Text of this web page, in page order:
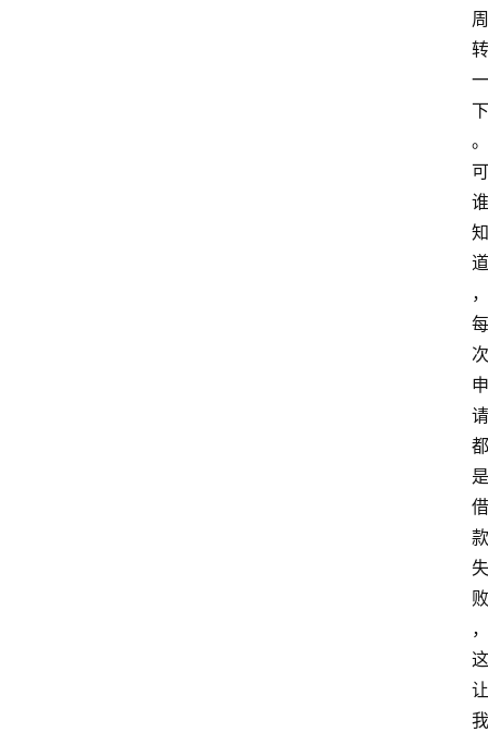
周
转
一
下
。
可
谁
知
道
，
每
次
申
请
都
是
借
款
失
败
，
这
让
我